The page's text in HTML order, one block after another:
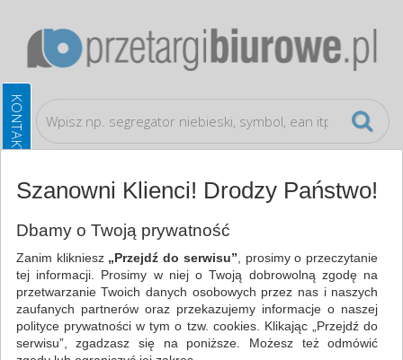
Ochrona indywidualna Scyzoryki
WSZYSTKIE KATEGORIE
NAJCHĘTNIEJ WYBIERANE
FILTRY
WIĘCEJ
Szanowni Klienci! Drodzy Państwo!
Dbamy o Twoją prywatność
Zanim klikniesz „Przejdź do serwisu” , prosimy o przeczytanie
tej informacji. Prosimy w niej o Twoją dobrowolną zgodę na
przetwarzanie Twoich danych osobowych przez nas i naszych
zaufanych partnerów oraz przekazujemy informacje o naszej
polityce prywatności w tym o tzw. cookies. Klikając „Przejdź do
serwisu”, zgadzasz się na poniższe. Możesz też odmówić